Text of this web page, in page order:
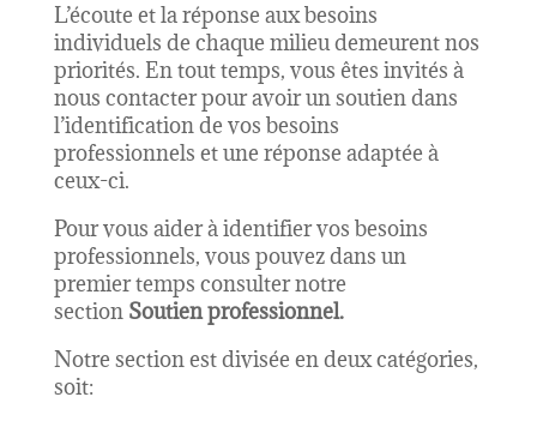
L’écoute et la réponse aux besoins
individuels de chaque milieu demeurent nos
priorités. En tout temps, vous êtes invités à
nous contacter pour avoir un soutien dans
l’identification de vos besoins
professionnels et une réponse adaptée à
ceux-ci.
Pour vous aider à identifier vos besoins
professionnels, vous pouvez dans un
premier temps consulter notre
section Soutien professionnel.
Notre section est divisée en deux catégories,
soit: